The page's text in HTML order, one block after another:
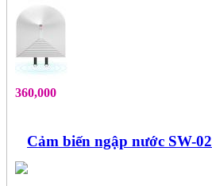
360,000
Cảm biến ngập nước SW-02